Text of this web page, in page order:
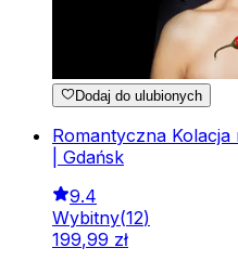
Dodaj do ulubionych
Romantyczna Kolacja
| Gdańsk
9.4
Wybitny(12)
199,99 zł